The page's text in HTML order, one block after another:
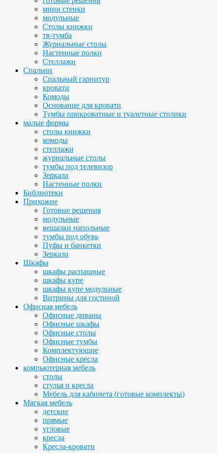
мини стенки
модульные
Столы книжки
тв-тумба
Журнальные столы
Настенные полки
Стеллажи
Спальни
Спальный гарнитур
кровати
Комоды
Основание для кровати
Тумбы прикроватные и туалетные столики
малые формы
столы книжки
комоды
стеллажи
журнальные столы
тумбы под телевизор
Зеркала
Настенные полки
Библиотеки
Прихожие
Готовые решения
модульные
вешалки напольные
тумбы под обувь
Пуфы и банкетки
Зеркала
Шкафы
шкафы распашные
шкафы купе
шкафы купе модульные
Витрины для гостиной
Офисная мебель
Офисные диваны
Офисные шкафы
Офисные столы
Офисные тумбы
Комплектующие
Офисные кресла
компьютерная мебель
столы
стулья и кресла
Мебель для кабинета (готовые комплекты)
Мягкая мебель
детские
прямые
угловые
кресла
Кресла-кровати